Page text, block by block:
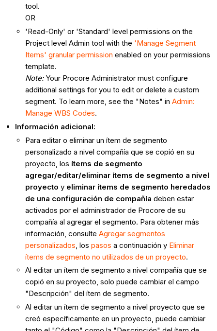
tool.
OR
'Read-Only' or 'Standard' level permissions on the
Project level Admin tool with the 'Manage Segment
Items' granular permission enabled on your permissions
template.
Note:Your Procore Administrator must configure
additional settings for you to edit or delete a custom
segment. To learn more, see the "Notes" inAdmin:
Manage WBS Codes.
Información adicional:
Para editar o eliminar un ítem de segmento
personalizado a nivel compañía que se copió en su
proyecto, los ítems de segmento
agregar/editar/eliminar ítems de segmento a nivel
proyecto y eliminar ítems de segmento heredados
de una configuración de compañía deben estar
activados por el administrador de Procore de su
compañía al agregar el segmento. Para obtener más
información, consulteAgregar segmentos
personalizados , lospasos a continuación y Eliminar
ítems de segmento no utilizados de un proyecto.
Al editar un ítem de segmento a nivel compañía que se
copió en su proyecto, solo puede cambiar el campo
"Descripción" del ítem de segmento.
Al editar un ítem de segmento a nivel proyecto que se
creó específicamente en un proyecto, puede cambiar